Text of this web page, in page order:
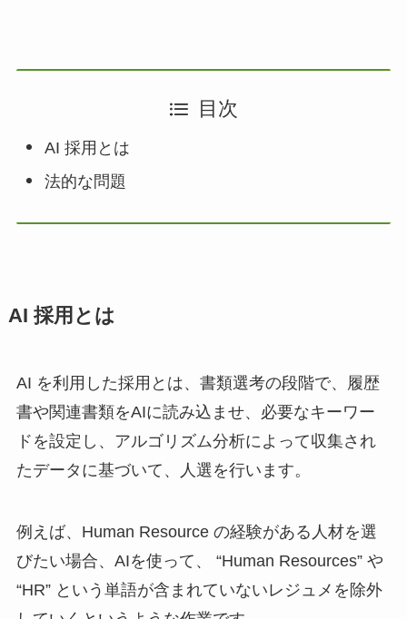
目次
AI 採用とは
法的な問題
AI 採用とは
AI を利用した採用とは、書類選考の段階で、履歴
書や関連書類をAIに読み込ませ、必要なキーワー
ドを設定し、アルゴリズム分析によって収集され
たデータに基づいて、人選を行います。
例えば、Human Resource の経験がある人材を選
びたい場合、AIを使って、 “Human Resources” や
“HR” という単語が含まれていないレジュメを除外